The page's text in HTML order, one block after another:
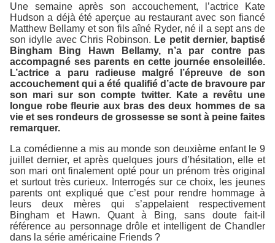
Une semaine après son accouchement, l’actrice Kate
Hudson a déjà été aperçue au restaurant avec son fiancé
Matthew Bellamy et son fils aîné Ryder, né il a sept ans de
son idylle avec Chris Robinson. Le petit dernier, baptisé
Bingham Bing Hawn Bellamy, n’a par contre pas
accompagné ses parents en cette journée ensoleillée.
L’actrice a paru radieuse malgré l’épreuve de son
accouchement qui a été qualifié d’acte de bravoure par
son mari sur son compte twitter. Kate a revêtu une
longue robe fleurie aux bras des deux hommes de sa
vie et ses rondeurs de grossesse se sont à peine faites
remarquer.
La comédienne a mis au monde son deuxième enfant le 9
juillet dernier, et après quelques jours d’hésitation, elle et
son mari ont finalement opté pour un prénom très original
et surtout très curieux. Interrogés sur ce choix, les jeunes
parents ont expliqué que c’est pour rendre hommage à
leurs deux mères qui s’appelaient respectivement
Bingham et Hawn. Quant à Bing, sans doute fait-il
référence au personnage drôle et intelligent de Chandler
dans la série américaine Friends ?